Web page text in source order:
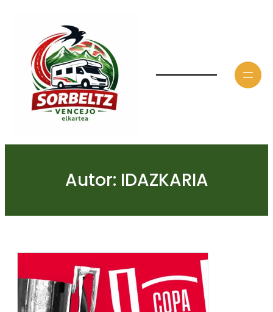
Autor: IDAZKARIA